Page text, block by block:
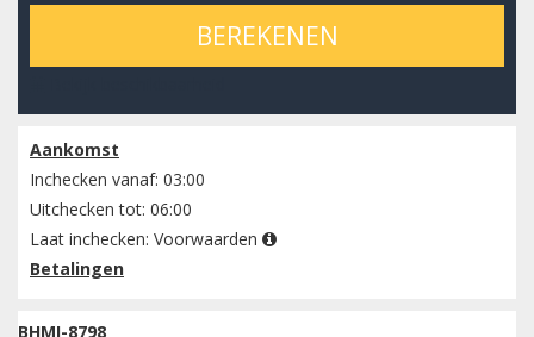
BEREKENEN
Aankomst
Inchecken vanaf: 03:00
Uitchecken tot: 06:00
Laat inchecken: Voorwaarden
Betalingen
BHMI-8798